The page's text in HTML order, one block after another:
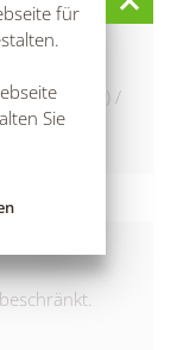
für
Sie
11 Jahren) /